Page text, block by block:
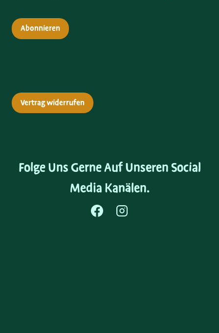
Abonnieren
Vertrag widerrufen
Folge Uns Gerne Auf Unseren Social
Media Kanälen.